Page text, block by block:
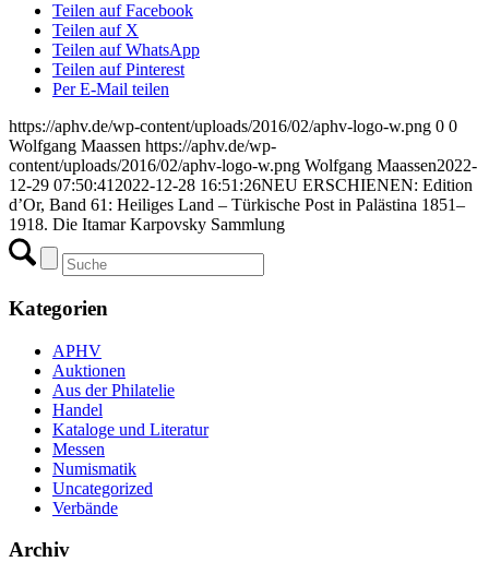
Teilen auf Facebook
Teilen auf X
Teilen auf WhatsApp
Teilen auf Pinterest
Per E-Mail teilen
https://aphv.de/wp-content/uploads/2016/02/aphv-logo-w.png 0 0
Wolfgang Maassen https://aphv.de/wp-
content/uploads/2016/02/aphv-logo-w.png Wolfgang Maassen2022-
12-29 07:50:41 2022-12-28 16:51:26NEU ERSCHIENEN: Edition
d’Or, Band 61: Heiliges Land – Türkische Post in Palästina 1851–
1918. Die Itamar Karpovsky Sammlung
Kategorien
APHV
Auktionen
Aus der Philatelie
Handel
Kataloge und Literatur
Messen
Numismatik
Uncategorized
Verbände
Archiv